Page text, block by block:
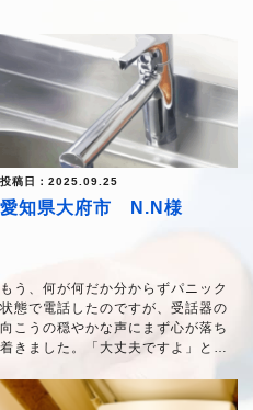
投稿日：2025.09.25
愛知県大府市 N.N様
もう、何が何だか分からずパニック
状態で電話したのですが、受話器の
向こうの穏やかな声にまず心が落ち
着きました。「大丈夫ですよ」と言
したのを覚えています。